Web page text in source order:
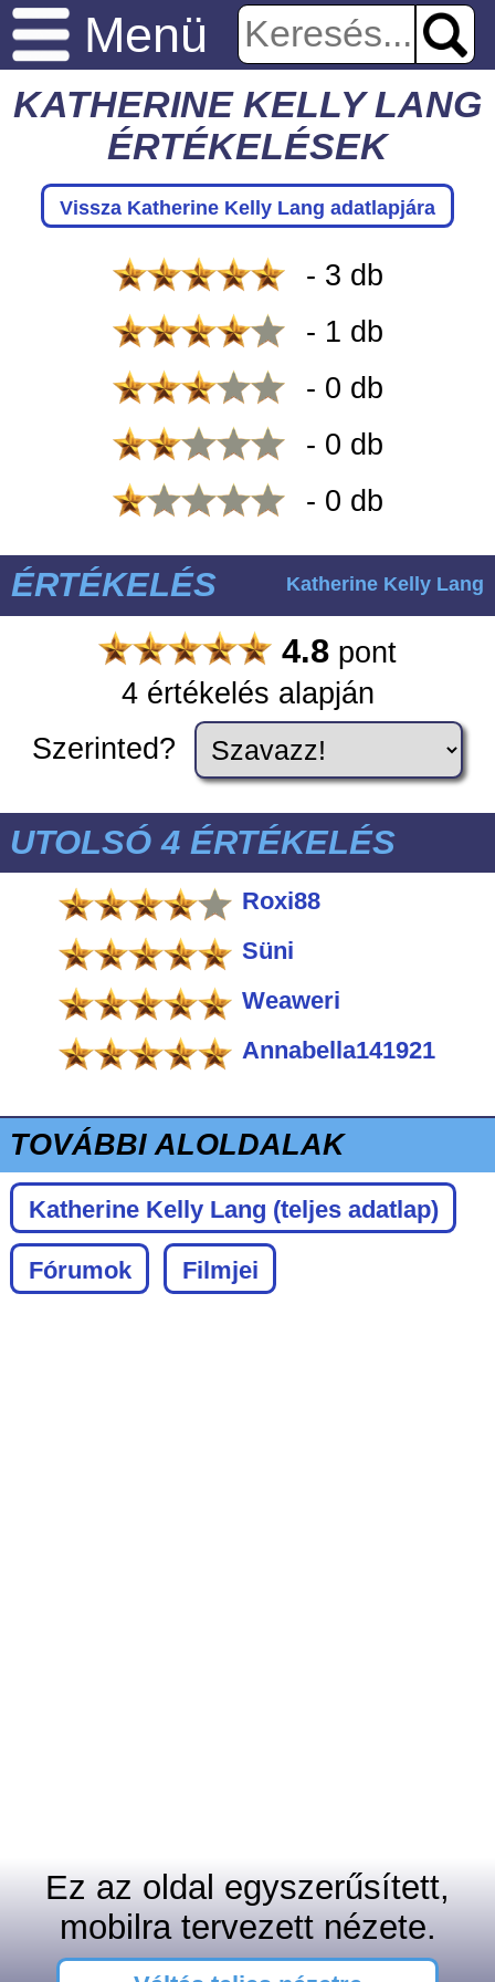
Menü
KATHERINE KELLY LANG
ÉRTÉKELÉSEK
Vissza Katherine Kelly Lang adatlapjára
- 3 db
- 1 db
- 0 db
- 0 db
- 0 db
ÉRTÉKELÉS Katherine Kelly Lang
4.8 pont
4 értékelés alapján
Szerinted?
UTOLSÓ 4 ÉRTÉKELÉS
Roxi88
Süni
Weaweri
Annabella141921
TOVÁBBI ALOLDALAK
Katherine Kelly Lang (teljes adatlap)
Fórumok Filmjei
Ez az oldal egyszerűsített,
mobilra tervezett nézete.